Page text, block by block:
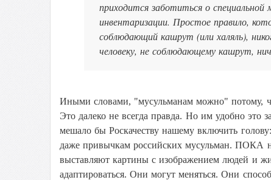
приходится заботиться о специальной
инвентаризации. Простое правило,
соблюдающий кашрут (или халяль),
человеку, не соблюдающему кашрут,
Иными словами, "мусульманам можно" потому,
Это далеко не всегда правда. Но им удобно это
мешало бы Роскачеству нашему включить
даже привычкам российских мусульман. ПОКА
выставляют картины с изображением людей и
адаптироваться. Они могут меняться. Они